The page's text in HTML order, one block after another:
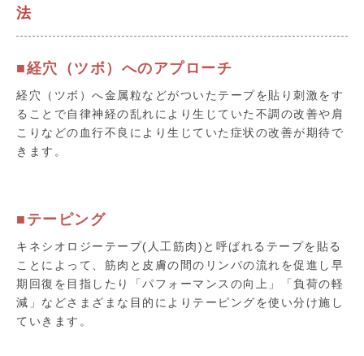
法
■経穴（ツボ）へのアプローチ
経穴（ツボ）へ金属粒などがついたテープを貼り刺激をす
ることで自律神経の乱れにより生じていた不調の改善や肩
こりなどの血行不良により生じていた症状の改善が期待で
きます。
■テーピング
キネシオロジーテープ(人工筋肉)と呼ばれるテープを貼る
ことによって、筋肉と皮膚の間のリンパの流れを促進し早
期回復を目指したり「パフォーマンスの向上」「負荷の軽
減」などさまざまな目的によりテーピングを使い分け施し
ていきます。